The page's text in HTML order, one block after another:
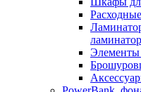
Элементы